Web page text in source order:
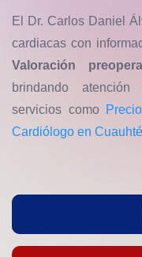
El Dr. Carlos Daniel
cardiacas con
Valoración
brindando
servicios como
Cardiólogo en